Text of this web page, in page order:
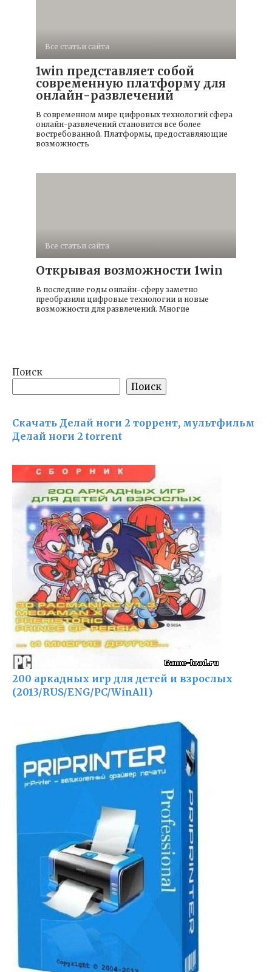
Все статьи сайта
1win представляет собой
современную платформу для
онлайн-развлечений
В современном мире цифровых технологий сфера
онлайн-развлечений становится все более
востребованной. Платформы, предоставляющие
возможность
Все статьи сайта
Открывая возможности 1win
В последние годы онлайн-сферу заметно
преобразили цифровые технологии и новые
возможности для развлечений. Многие
Поиск
Поиск
Скачать Делай ноги 2 торрент, мультфильм
Делай ноги 2 torrent
200 аркадных игр для детей и взрослых
(2013/RUS/ENG/PC/WinAll)